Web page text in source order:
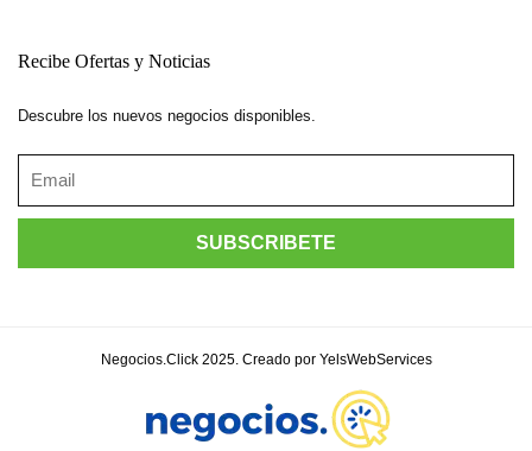
Recibe Ofertas y Noticias
Descubre los nuevos negocios disponibles.
Negocios.Click 2025. Creado por YelsWebServices